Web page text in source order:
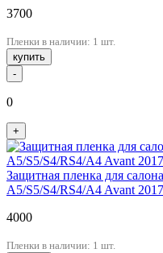
3700
Пленки в наличии: 1 шт.
купить
-
0
+
Защитная пленка для
A5/S5/S4/RS4/A4 Avant 2017
4000
Пленки в наличии: 1 шт.